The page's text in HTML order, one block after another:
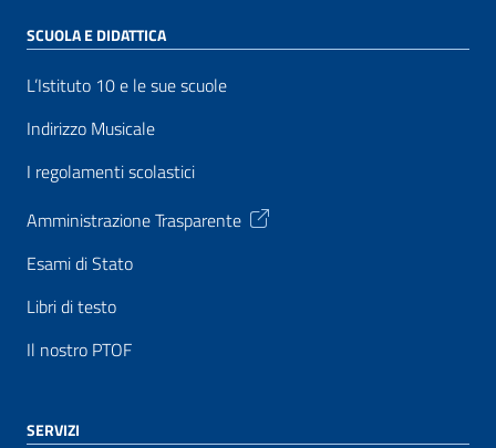
SCUOLA E DIDATTICA
L’Istituto 10 e le sue scuole
Indirizzo Musicale
I regolamenti scolastici
Amministrazione Trasparente
Esami di Stato
Libri di testo
Il nostro PTOF
SERVIZI